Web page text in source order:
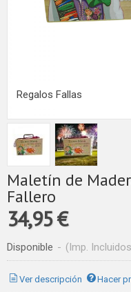
Regalos Fallas
Maletín de
Fallero
34,95 €
Disponible - (Imp.
Ver descripción Hacer